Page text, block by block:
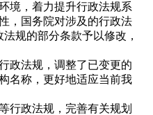
境，着力提升行政法规系
，国务院对涉及的行政法
规的部分条款予以修改，
法规，调整了已变更的
名称，更好地适应当前我
政法规，完善有关规划